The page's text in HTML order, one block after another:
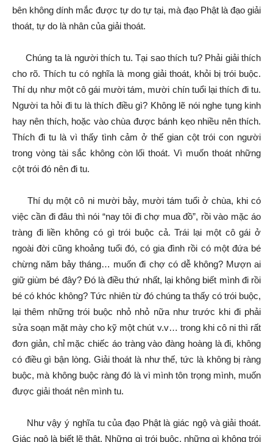
bên không dính mắc được tự do tự tại, mà đạo Phật là đạo giải
thoát, tự do là nhân của giải thoát.
Chúng ta là người thích tu. Tại sao thích tu? Phải giải thích
cho rõ. Thích tu có nghĩa là mong giải thoát, khỏi bị trói buộc.
Thí dụ như một cô gái mười tám, mười chín tuổi lại thích đi tu.
Người ta hỏi đi tu là thích điều gì? Không lẽ nói nghe tụng kinh
hay nên thích, hoặc vào chùa được bánh kẹo nhiều nên thích.
Thích đi tu là vì thấy tình cảm ở thế gian cột trói con người
trong vòng tài sắc không còn lối thoát. Vì muốn thoát những
cột trói đó nên đi tu.
Thí dụ một cô ni mười bảy, mười tám tuổi ở chùa, khi có
việc cần đi đâu thì nói “nay tôi đi chợ mua đồ”, rồi vào mặc áo
tràng đi liền không có gì trói buộc cả. Trái lại một cô gái ở
ngoài đời cũng khoảng tuổi đó, có gia đình rồi có một đứa bé
chừng năm bảy tháng… muốn đi chợ có dễ không? Mượn ai
giữ giùm bé đây? Đó là điều thứ nhất, lại không biết mình đi rồi
bé có khóc không? Tức nhiên từ đó chúng ta thấy có trói buộc,
lại thêm những trói buộc nhỏ nhỏ nữa như trước khi đi phải
sửa soạn mặt mày cho kỹ một chút v.v… trong khi cô ni thì rất
đơn giản, chỉ mặc chiếc áo tràng vào đàng hoàng là đi, không
có điều gì bận lòng. Giải thoát là như thế, tức là không bị ràng
buộc, mà không buộc ràng đó là vì mình tôn trọng mình, muốn
được giải thoát nên mình tu.
Như vậy ý nghĩa tu của đạo Phật là giác ngộ và giải thoát.
Giác ngộ là biết lẽ thật. Những gì trói buộc, những gì không trói